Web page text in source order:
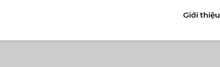
Giới thiệu